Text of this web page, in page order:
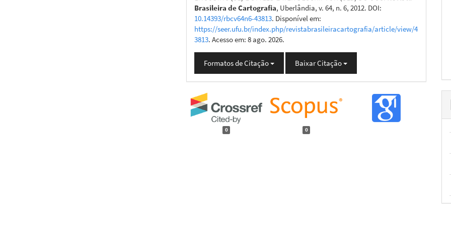
Brasileira de Cartografia, Uberlândia, v. 64, n. 6, 2012. DOI:
10.14393/rbcv64n6-43813. Disponível em:
https://seer.ufu.br/index.php/revistabrasileiracartografia/article/view/4
3813. Acesso em: 8 ago. 2026.
Formatos de Citação Baixar Citação
0 0